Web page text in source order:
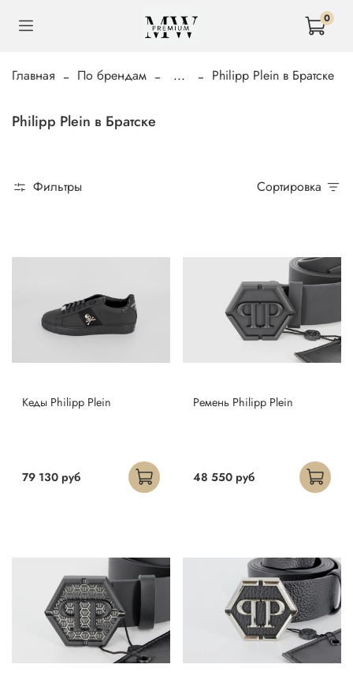
0
Главная По брендам ... Philipp Plein в Братске
Philipp Plein в Братске
Фильтры Сортировка
Кеды Philipp Plein
79 130 руб
Ремень Philipp Plein
48 550 руб